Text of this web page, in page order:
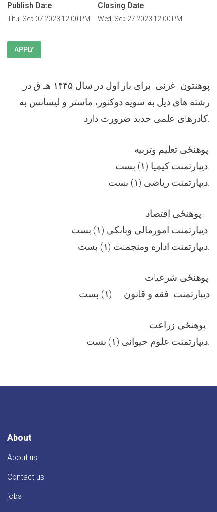
Publish Date
Thu, Sep 07 2023 12:00 PM
Closing Date
Wed, Sep 27 2023 12:00 PM
APPLY
پوهنتون غزنی برای بار اول در سال ۱۴۴۵ هـ ق در
رشته های ذيل به سويه دوکتور، ماستر و لیسانس به
کادرهای علمی جديد ضرورت دارد.
پوهنځی تعلیم وتربیه:
ديپارتمنت کیمیا (۱) بست.
ديپارتمنت ریاضی (۱) بست.
پوهنځی اقتصاد :
ديپارتمنت امورمالی وبانکی (۱) بست.
ديپارتمنت اداره ومنجمنت (۱) بست.
پوهنځی شرعیات:
ديپارتمنت فقه و قانون (۱) بست
پوهنځی زراعت :
ديپارتمنت علوم حیوانی (۱) بست.
About
About us
Contact us
jobs